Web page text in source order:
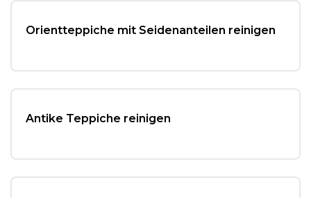
Orientteppiche mit Seidenanteilen reinigen
Antike Teppiche reinigen